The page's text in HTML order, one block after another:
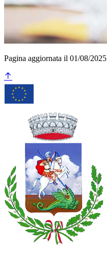
Pagina aggiornata il 01/08/2025